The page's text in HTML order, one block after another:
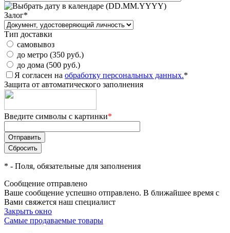
(DD.MM.YYYY)
Залог*
Тип доставки
самовывоз
до метро (350 руб.)
до дома (500 руб.)
Я согласен на обработку персональных данных.*
Защита от автоматического заполнения
Введите символы с картинки*
* - Поля, обязательные для заполнения
Сообщение отправлено
Ваше сообщение успешно отправлено. В ближайшее время с
Вами свяжется наш специалист
Закрыть окно
Самые продаваемые товары